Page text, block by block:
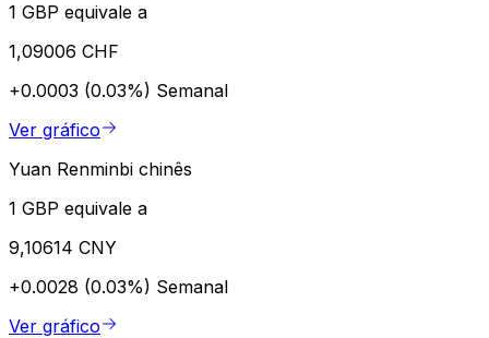
1 GBP equivale a
1,09006 CHF
+0.0003 (0.03%) Semanal
Ver gráfico
Yuan Renminbi chinês
1 GBP equivale a
9,10614 CNY
+0.0028 (0.03%) Semanal
Ver gráfico